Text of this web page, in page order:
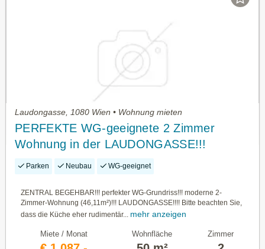
Laudongasse, 1080 Wien • Wohnung mieten
PERFEKTE WG-geeignete 2 Zimmer
Wohnung in der LAUDONGASSE!!!
Günstige Nebenkosten!!!
Parken Neubau WG-geeignet
ZENTRAL BEGEHBAR!!! perfekter WG-Grundriss!!! moderne 2-
Zimmer-Wohnung (46,11m²)!!! LAUDONGASSE!!!! Bitte beachten Sie,
dass die Küche eher rudimentär... mehr anzeigen
Miete / Monat Wohnfläche Zimmer